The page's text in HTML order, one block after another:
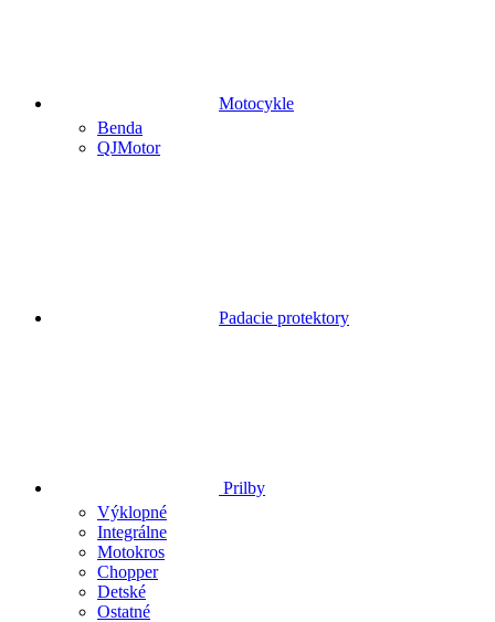
Motocykle
Benda
QJMotor
Padacie protektory
Prilby
Výklopné
Integrálne
Motokros
Chopper
Detské
Ostatné